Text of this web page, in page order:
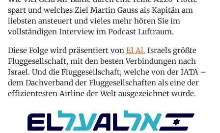
spart und welches Ziel Martin Gauss als Kapitän am
liebsten ansteuert und vieles mehr hören Sie im
vollständigen Interview im Podcast Luftraum.
Diese Folge wird präsentiert von El Al. Israels größte
Fluggesellschaft, mit den besten Verbindungen nach
Israel. Und die Fluggesellschaft, welche von der IATA –
dem Dachverband der Fluggesellschaften als eine der
effizientesten Airline der Welt ausgezeichnet wurde.